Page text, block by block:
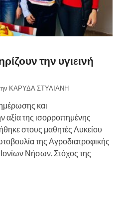
την υγιεινή
ΚΑΡΥΔΑ ΣΤΥΛΙΑΝΗ
και
αξία της ισορροπημένης
στους μαθητές Λυκείου
της Αγροδιατροφικής
Νήσων. Στόχος της